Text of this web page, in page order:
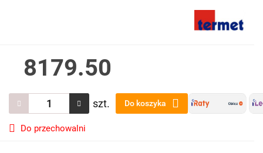
8179.50
szt. Do koszyka
Do przechowalni